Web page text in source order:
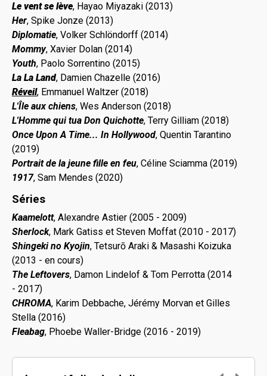
Le vent se lève, Hayao Miyazaki (2013)
Her, Spike Jonze (2013)
Diplomatie, Volker Schlöndorff (2014)
Mommy, Xavier Dolan (2014)
Youth, Paolo Sorrentino (2015)
La La Land, Damien Chazelle (2016)
Réveil, Emmanuel Waltzer (2018)
L'Île aux chiens, Wes Anderson (2018)
L'Homme qui tua Don Quichotte, Terry Gilliam (2018)
Once Upon A Time... In Hollywood, Quentin Tarantino
(2019)
Portrait de la jeune fille en feu, Céline Sciamma (2019)
1917, Sam Mendes (2020)
Séries
Kaamelott, Alexandre Astier (2005 - 2009)
Sherlock, Mark Gatiss et Steven Moffat (2010 - 2017)
Shingeki no Kyojin, Tetsurō Araki & Masashi Koizuka
(2013 - en cours)
The Leftovers, Damon Lindelof & Tom Perrotta (2014
- 2017)
CHROMA, Karim Debbache, Jérémy Morvan et Gilles
Stella (2016)
Fleabag, Phoebe Waller-Bridge (2016 - 2019)